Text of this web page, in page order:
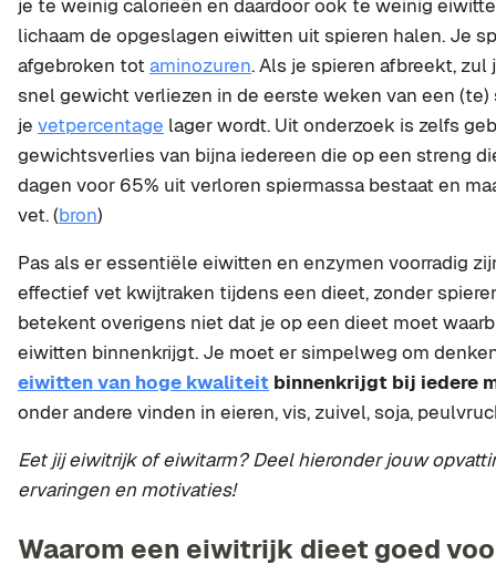
je te weinig calorieën en daardoor ook te weinig
lichaam de opgeslagen eiwitten uit spieren halen. Je
afgebroken tot aminozuren. Als je spieren afbreekt,
snel gewicht verliezen in de eerste weken van een
je vetpercentage lager wordt. Uit onderzoek is zelfs
gewichtsverlies van bijna iedereen die op een streng
dagen voor 65% uit verloren spiermassa bestaat en
vet. (bron)
Pas als er essentiële eiwitten en enzymen voorradig
effectief vet kwijtraken tijdens een dieet, zonder
betekent overigens niet dat je op een dieet moet
eiwitten binnenkrijgt. Je moet er simpelweg om
eiwitten van hoge kwaliteit binnenkrijgt bij iedere
onder andere vinden in eieren, vis, zuivel, soja,
Eet jij eiwitrijk of eiwitarm? Deel hieronder jouw
ervaringen en motivaties!
Waarom een eiwitrijk dieet goed